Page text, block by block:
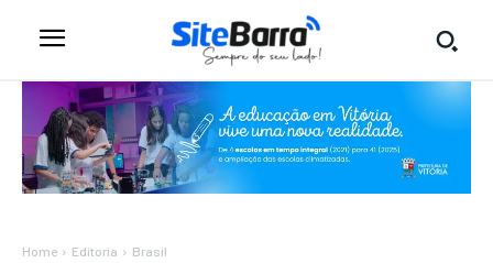
Home Editoria Brasil